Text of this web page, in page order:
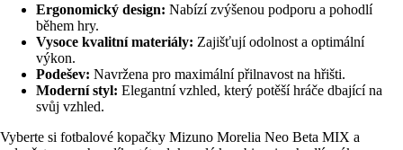
Ergonomický design: Nabízí zvýšenou podporu a pohodlí
během hry.
Vysoce kvalitní materiály: Zajišťují odolnost a optimální
výkon.
Podešev: Navržena pro maximální přilnavost na hřišti.
Moderní styl: Elegantní vzhled, který potěší hráče dbající na
svůj vzhled.
Vyberte si fotbalové kopačky Mizuno Morelia Neo Beta MIX a